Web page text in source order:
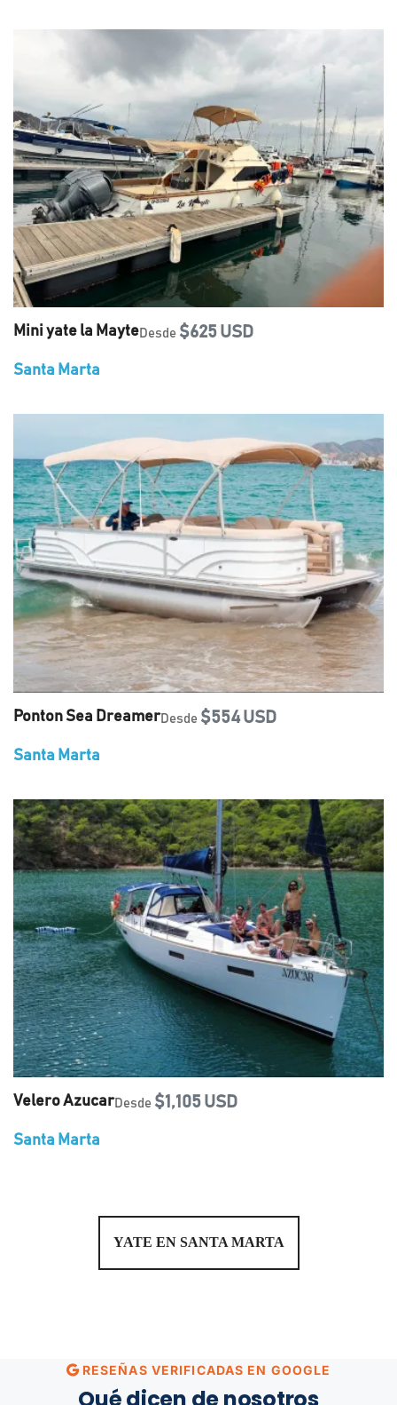
Mini yate la MayteDesde $625 USD
Santa Marta
Ponton Sea DreamerDesde $554 USD
Santa Marta
Velero AzucarDesde $1,105 USD
Santa Marta
YATE EN SANTA MARTA
RESEÑAS VERIFICADAS EN GOOGLE